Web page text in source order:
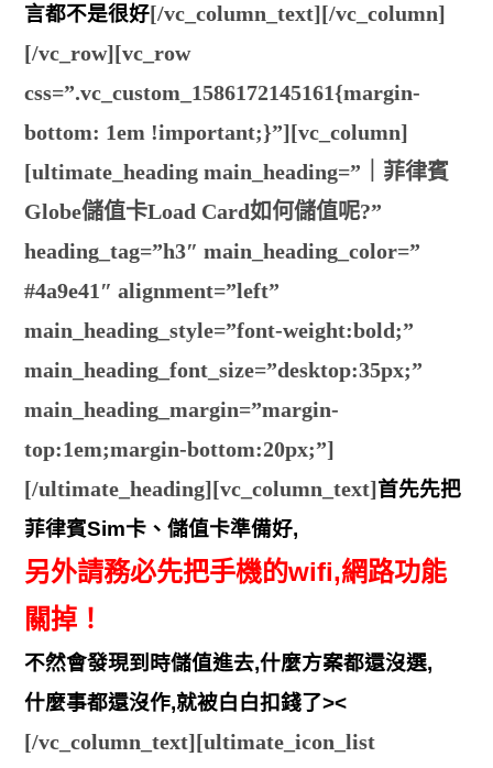
言都不是很好[/vc_column_text][/vc_column]
[/vc_row][vc_row
css=”.vc_custom_1586172145161{margin-
bottom: 1em !important;}”][vc_column]
[ultimate_heading main_heading=”｜菲律賓
Globe儲值卡Load Card如何儲值呢?”
heading_tag=”h3″ main_heading_color=”
#4a9e41″ alignment=”left”
main_heading_style=”font-weight:bold;”
main_heading_font_size=”desktop:35px;”
main_heading_margin=”margin-
top:1em;margin-bottom:20px;”]
[/ultimate_heading][vc_column_text]首先先把
菲律賓Sim卡、儲值卡準備好,
另外請務必先把手機的wifi,網路功能
關掉！
不然會發現到時儲值進去,什麼方案都還沒選,
什麼事都還沒作,就被白白扣錢了><
[/vc_column_text][ultimate_icon_list